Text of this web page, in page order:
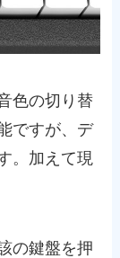
色の切り替
ですが、デ
。加えて現
の鍵盤を押